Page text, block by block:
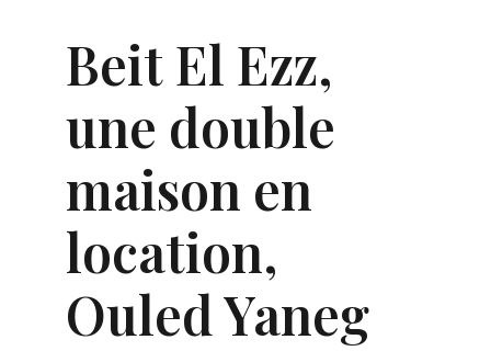
Beit El Ezz,
une double
maison en
location,
Ouled Yaneg